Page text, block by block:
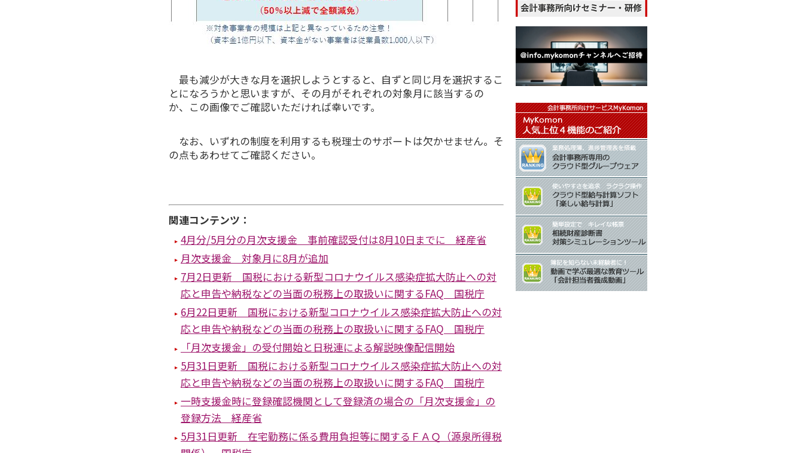
最も減少が大きな月を選択しようとすると、自ずと同じ月を選択するこ
とになろうかと思いますが、その月がそれぞれの対象月に該当するの
か、この画像でご確認いただければ幸いです。
なお、いずれの制度を利用するも税理士のサポートは欠かせません。そ
の点もあわせてご確認ください。
関連コンテンツ：
4月分/5月分の月次支援金 事前確認受付は8月10日までに 経産省
月次支援金 対象月に8月が追加
7月2日更新 国税における新型コロナウイルス感染症拡大防止への対
応と申告や納税などの当面の税務上の取扱いに関するFAQ 国税庁
6月22日更新 国税における新型コロナウイルス感染症拡大防止への対
応と申告や納税などの当面の税務上の取扱いに関するFAQ 国税庁
「月次支援金」の受付開始と日税連による解説映像配信開始
5月31日更新 国税における新型コロナウイルス感染症拡大防止への対
応と申告や納税などの当面の税務上の取扱いに関するFAQ 国税庁
一時支援金時に登録確認機関として登録済の場合の「月次支援金」の
登録方法 経産省
5月31日更新 在宅勤務に係る費用負担等に関するＦＡＱ（源泉所得税